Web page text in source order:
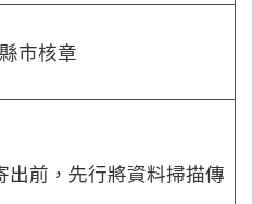
市核章
出前，先行將資料掃描傳